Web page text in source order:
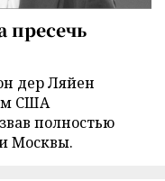
пресечь
дер Ляйен
США
полностью
Москвы.